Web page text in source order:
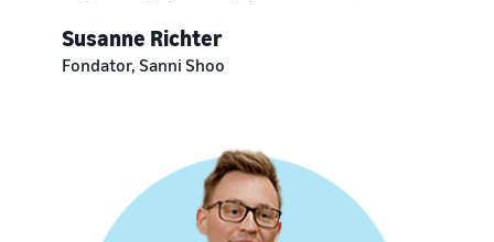
Susanne Richter
Fondator, Sanni Shoo